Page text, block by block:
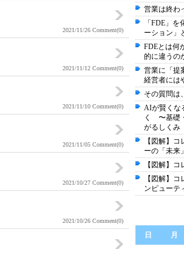
2021/11/26 Comment(0)
2021/11/12 Comment(0)
2021/11/10 Comment(0)
2021/11/05 Comment(0)
2021/10/27 Comment(0)
2021/10/26 Comment(0)
営業は終わ
「FDE」
ーション」
FDEとは何
的に違うの
営業に「提
経営者には
その質問は
AIが賢くな
く 〜基礎
がるしくみ
【図解】
ーの「未来」
【図解】
【図解】
ンピューテ
日 月